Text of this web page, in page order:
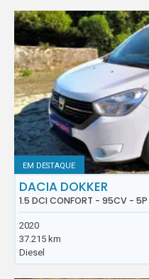
EM DESTAQUE
DACIA DOKKER
1.5 DCI CONFORT - 95CV - 5P
2020
37.215 km
Diesel